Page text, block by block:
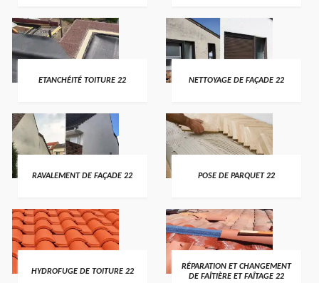
ETANCHÉITÉ TOITURE 22 NETTOYAGE DE FAÇADE 22
RAVALEMENT DE FAÇADE 22 POSE DE PARQUET 22
HYDROFUGE DE TOITURE 22
RÉPARATION ET CHANGEMENT
DE FAÎTIÈRE ET FAÎTAGE 22